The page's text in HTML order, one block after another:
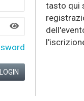
tasto qui